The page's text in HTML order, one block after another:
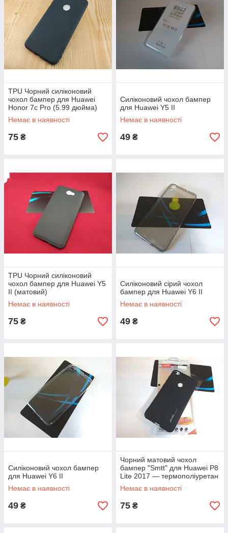
TPU Чорний силіконовий
чохол бампер для Huawei
Honor 7c Pro (5.99 дюйма)
(матовий)
Немає в наявності
75 ₴
Силіконовий чохол бампер
для Huawei Y5 II
Немає в наявності
49 ₴
TPU Чорний силіконовий
чохол бампер для Huawei Y5
II (матовий)
Немає в наявності
75 ₴
Силіконовий сірий чохол
бампер для Huawei Y6 II
Немає в наявності
49 ₴
Силіконовий чохол бампер
для Huawei Y6 II
Немає в наявності
49 ₴
Чорний матовий чохол
бампер "Smtt" для Huawei P8
Lite 2017 — термополіуретан
Немає в наявності
75 ₴